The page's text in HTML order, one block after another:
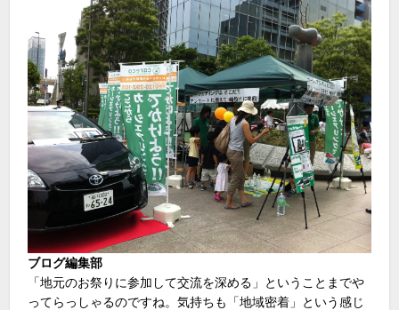
ブログ編集部
「地元のお祭りに参加して交流を深める」ということまでや
ってらっしゃるのですね。気持ちも「地域密着」という感じ